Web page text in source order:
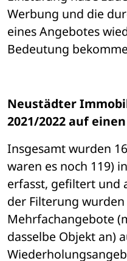
Werbung und die
eines Angebotes
Bedeutung
Neustädter
2021/2022 auf
Insgesamt wurden
waren es noch 119)
erfasst, gefiltert und
der Filterung
Mehrfachangebote
dasselbe Objekt an)